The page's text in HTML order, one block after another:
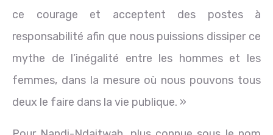
ce courage et acceptent des postes à
responsabilité afin que nous puissions dissiper ce
mythe de l’inégalité entre les hommes et les
femmes, dans la mesure où nous pouvons tous
deux le faire dans la vie publique. »